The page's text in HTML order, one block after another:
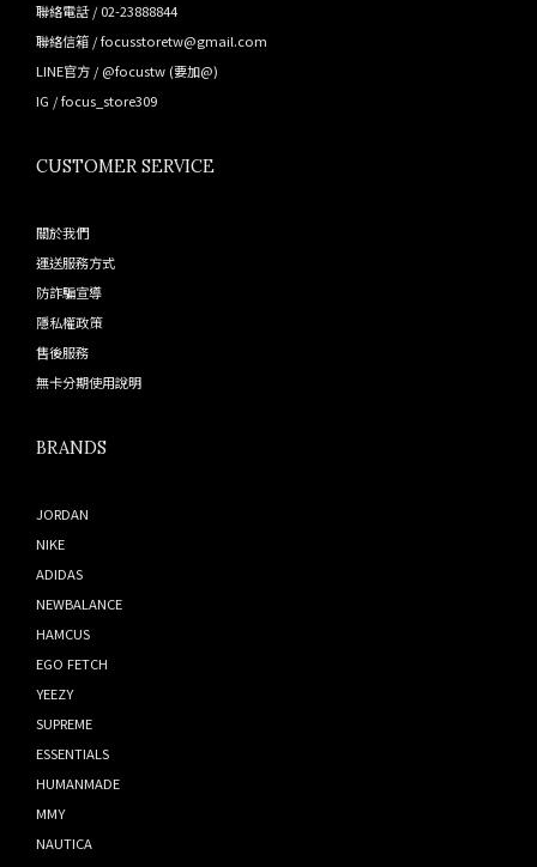
聯絡電話 / 02-23888844
聯絡信箱 / focusstoretw@gmail.com
LINE官方 / @focustw (要加@)
IG /focus_store309
CUSTOMER SERVICE
關於我們
運送服務方式
防詐騙宣導
隱私權政策
售後服務
無卡分期使用說明
BRANDS
JORDAN
NIKE
ADIDAS
NEWBALANCE
HAMCUS
EGO FETCH
YEEZY
SUPREME
ESSENTIALS
HUMANMADE
MMY
NAUTICA